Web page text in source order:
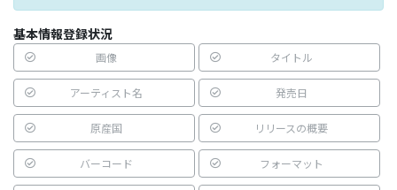
基本情報登録状況
画像 タイトル
アーティスト名 発売日
原産国 リリースの概要
バーコード フォーマット